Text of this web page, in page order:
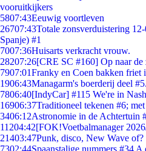
vooruitkijkers
5807:43Eeuwig voortleven
26707:43Totale zonsverduistering
Spanje) #1
7007:36Huisarts verkracht vrouw.
28207:26[CRE SC #160] Op naar de
7907:01Franky en Coen bakken friet
1906:43Managarm's boerderij deel
7806:40[IndyCar] #115 We're in
16906:37Traditioneel tekenen #6;
3406:12Astronomie in de Achtertuin
11204:42[FOK!Voetbalmanager
21403:47Punk, disco, New Wave
7302:44Spaanstalige nummers #34